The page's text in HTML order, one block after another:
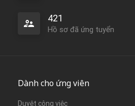
421
Hồ sơ đã ứng tuyển
Dành cho ứng viên
Duyệt công việc